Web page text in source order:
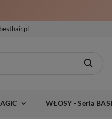
WŁOSY - Seria